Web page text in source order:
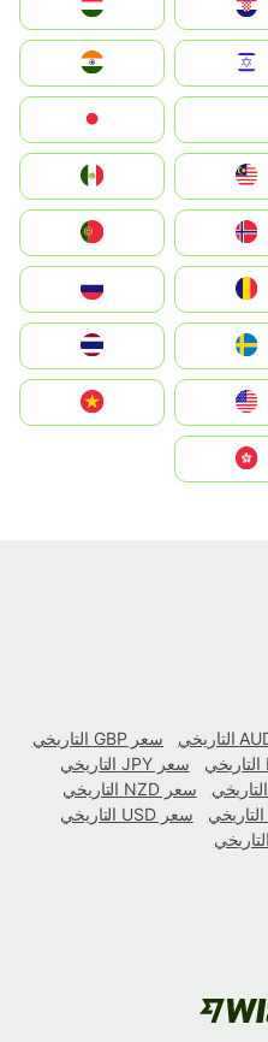
Hrvatska
Magyarország
Indonesia
South Korea
Nederland
Portugal
România
Slovensko
United States
Vietnam
سعر GBP التاريخي
سعر JPY التاريخي
سعر NZD التاريخي
سعر USD التاريخي